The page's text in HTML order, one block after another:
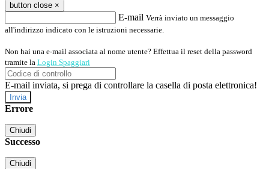
button close ×
E-mail Verrà inviato un messaggio
all'indirizzo indicato con le istruzioni necessarie.
Non hai una e-mail associata al nome utente? Effettua il reset della password
tramite la Login Spaggiari
E-mail inviata, si prega di controllare la casella di posta elettronica!
Errore
Chiudi
Successo
Chiudi